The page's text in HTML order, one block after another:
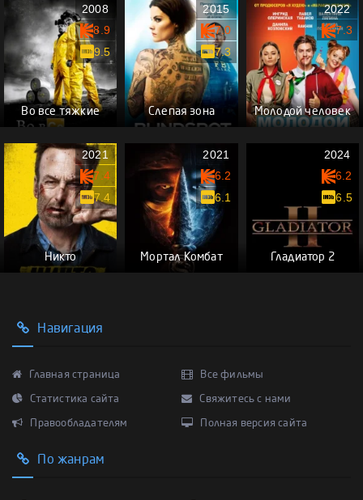
Во все тяжкие
2008
8.9
9.5
Слепая зона
2015
7.0
7.3
Молодой человек
2022
7.3
Никто
2021
7.4
7.4
Мортал Комбат
2021
6.2
6.1
Гладиатор 2
2024
6.2
6.5
Навигация
Главная страница Все фильмы
Статистика сайта Свяжитесь с нами
Правообладателям Полная версия сайта
По жанрам